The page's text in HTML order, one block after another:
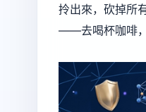
拎出來，砍掉所
——去喝杯咖啡，